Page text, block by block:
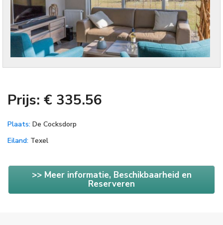
Prijs: € 335.56
Plaats: De Cocksdorp
Eiland: Texel
>> Meer informatie, Beschikbaarheid en
Reserveren